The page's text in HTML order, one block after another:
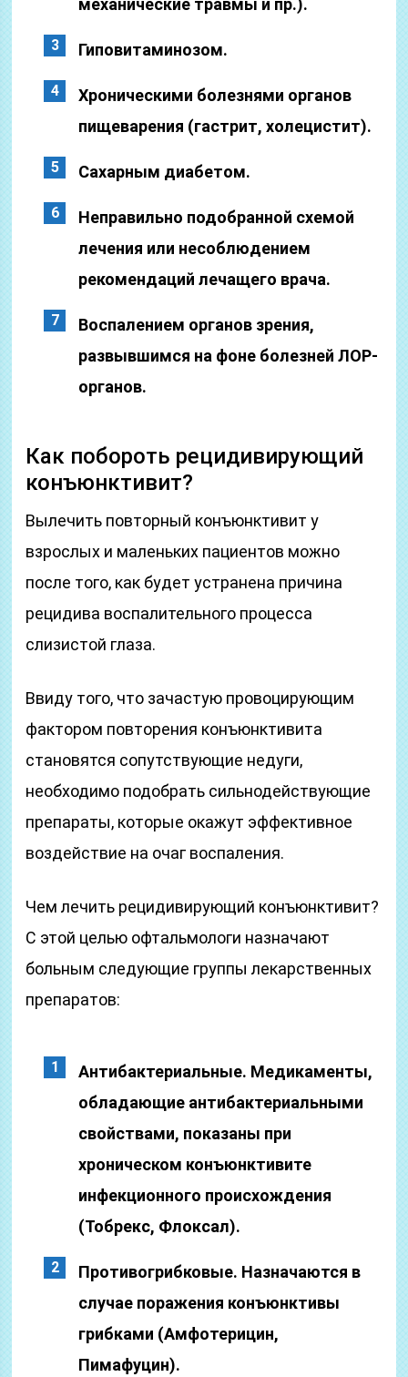
механические травмы и пр.).
Гиповитаминозом.
Хроническими болезнями органов
пищеварения (гастрит, холецистит).
Сахарным диабетом.
Неправильно подобранной схемой
лечения или несоблюдением
рекомендаций лечащего врача.
Воспалением органов зрения,
развывшимся на фоне болезней ЛОР-
органов.
Как побороть рецидивирующий
конъюнктивит?
Вылечить повторный конъюнктивит у
взрослых и маленьких пациентов можно
после того, как будет устранена причина
рецидива воспалительного процесса
слизистой глаза.
Ввиду того, что зачастую провоцирующим
фактором повторения конъюнктивита
становятся сопутствующие недуги,
необходимо подобрать сильнодействующие
препараты, которые окажут эффективное
воздействие на очаг воспаления.
Чем лечить рецидивирующий конъюнктивит?
С этой целью офтальмологи назначают
больным следующие группы лекарственных
препаратов:
Антибактериальные. Медикаменты,
обладающие антибактериальными
свойствами, показаны при
хроническом конъюнктивите
инфекционного происхождения
(Тобрекс, Флоксал).
Противогрибковые. Назначаются в
случае поражения конъюнктивы
грибками (Амфотерицин,
Пимафуцин).